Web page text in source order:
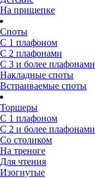
На прищепке
Споты
С 1 плафоном
С 2 плафонами
С 3 и более плафонами
Накладные споты
Встраиваемые споты
Торшеры
С 1 плафоном
С 2 и более плафонами
Со столиком
На треноге
Для чтения
Изогнутые